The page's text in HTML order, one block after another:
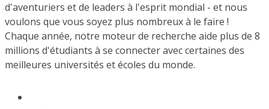
d'aventuriers et de leaders à l'esprit mondial - et nous
voulons que vous soyez plus nombreux à le faire !
Chaque année, notre moteur de recherche aide plus de 8
millions d'étudiants à se connecter avec certaines des
meilleures universités et écoles du monde.